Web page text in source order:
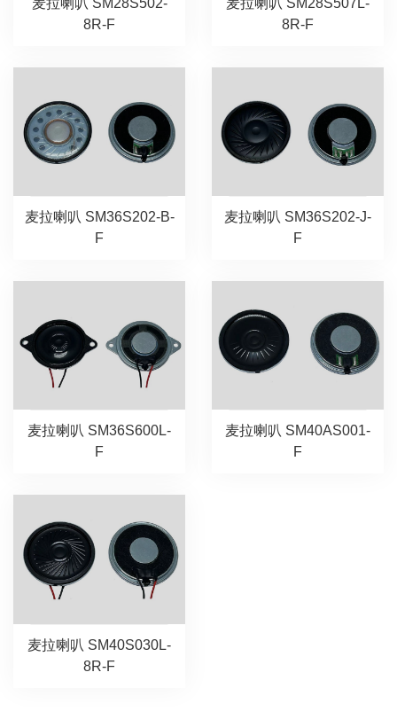
麦拉喇叭 SM28S502-
8R-F
麦拉喇叭 SM28S507L-
8R-F
麦拉喇叭 SM36S202-B-
F
麦拉喇叭 SM36S202-J-
F
麦拉喇叭 SM36S600L-
F
麦拉喇叭 SM40AS001-
F
麦拉喇叭 SM40S030L-
8R-F